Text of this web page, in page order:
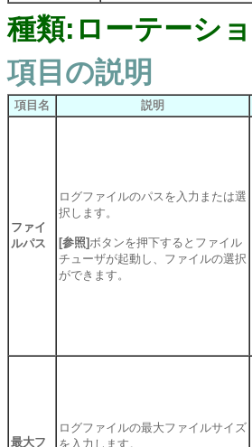
種類:ローテーシ
項目の説明
項目名 説明
ファイ
ルパス
ログファイルのパスを入力または選
択します。
[参照]ボタンを押下するとファイル
チューザが起動し、ファイルの選択
ができます。
最大フ
ログファイルの最大ファイルサイズ
を入力します。